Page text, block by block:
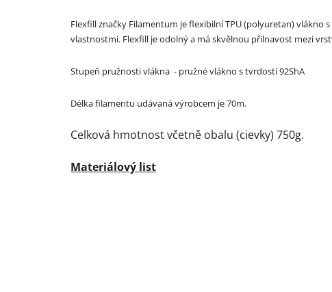
Flexfill značky Filamentum je flexibilní TPU (polyuretan)
vlastnostmi. Flexfill je odolný a má skvělnou přilnavost mezi
Stupeň pružnosti vlákna - pružné vlákno s tvrdostí 92ShA
Délka filamentu udávaná výrobcem je 70m.
Celková hmotnost včetně obalu (cievky) 750g.
Materiálový list